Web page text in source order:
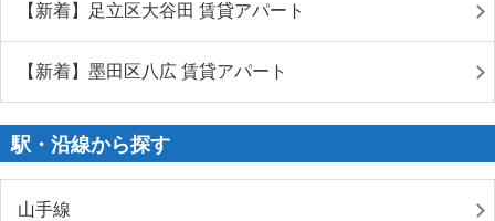
【新着】足立区大谷田 賃貸アパート
【新着】墨田区八広 賃貸アパート
駅・沿線から探す
山手線